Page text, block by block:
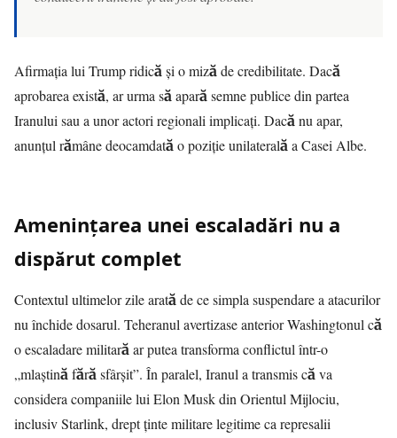
Afirmația lui Trump ridică și o miză de credibilitate. Dacă
aprobarea există, ar urma să apară semne publice din partea
Iranului sau a unor actori regionali implicați. Dacă nu apar,
anunțul rămâne deocamdată o poziție unilaterală a Casei Albe.
Amenințarea unei escaladări nu a
dispărut complet
Contextul ultimelor zile arată de ce simpla suspendare a atacurilor
nu închide dosarul. Teheranul avertizase anterior Washingtonul că
o escaladare militară ar putea transforma conflictul într-o
„mlaștină fără sfârșit”. În paralel, Iranul a transmis că va
considera companiile lui Elon Musk din Orientul Mijlociu,
inclusiv Starlink, drept ținte militare legitime ca represalii